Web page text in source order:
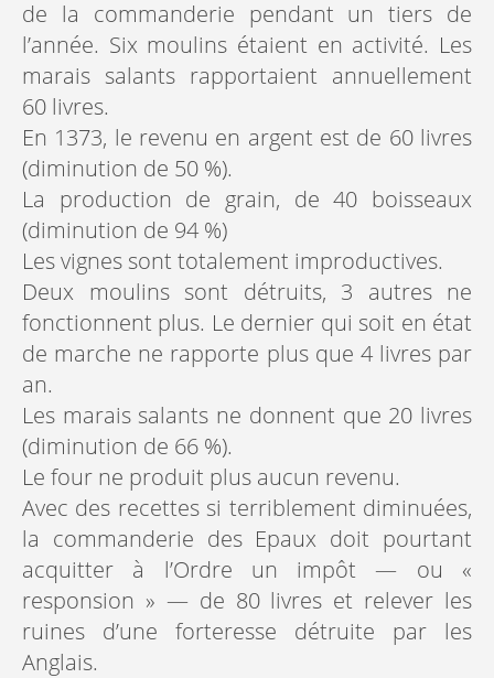
de la commanderie pendant un tiers de
l’année. Six moulins étaient en activité. Les
marais salants rapportaient annuellement
60 livres.
En 1373, le revenu en argent est de 60 livres
(diminution de 50 %).
La production de grain, de 40 boisseaux
(diminution de 94 %)
Les vignes sont totalement improductives.
Deux moulins sont détruits, 3 autres ne
fonctionnent plus. Le dernier qui soit en état
de marche ne rapporte plus que 4 livres par
an.
Les marais salants ne donnent que 20 livres
(diminution de 66 %).
Le four ne produit plus aucun revenu.
Avec des recettes si terriblement diminuées,
la commanderie des Epaux doit pourtant
acquitter à l’Ordre un impôt — ou «
responsion » — de 80 livres et relever les
ruines d’une forteresse détruite par les
Anglais.